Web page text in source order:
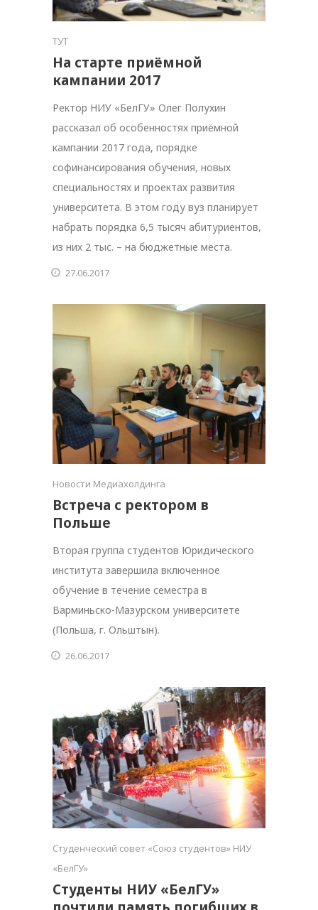
ТУТ
На старте приёмной
кампании 2017
Ректор НИУ «БелГУ» Олег Полухин
рассказал об особенностях приёмной
кампании 2017 года, порядке
софинансирования обучения, новых
специальностях и проектах развития
университета. В этом году вуз планирует
набрать порядка 6,5 тысяч абитуриентов,
из них 2 тыс. – на бюджетные места.
27.06.2017
Новости Медиахолдинга
Встреча с ректором в
Польше
Вторая группа студентов Юридического
института завершила включенное
обучение в течение семестра в
Варминьско-Мазурском университете
(Польша, г. Ольштын).
26.06.2017
Студенческий совет «Союз студентов» НИУ
«БелГУ»
Студенты НИУ «БелГУ»